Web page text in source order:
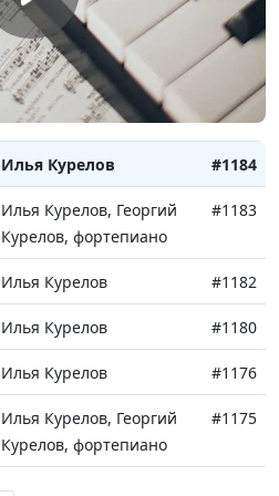
Илья Курелов #1189
Илья Курелов
Илья Курелов #1186
Илья Курелов #1184
Илья Курелов, Георгий
Курелов, фортепиано
#1183
Илья Курелов #1182
Илья Курелов #1180
Илья Курелов #1176
Илья Курелов, Георгий
Курелов, фортепиано
#1175
Илья Курелов, Георгий